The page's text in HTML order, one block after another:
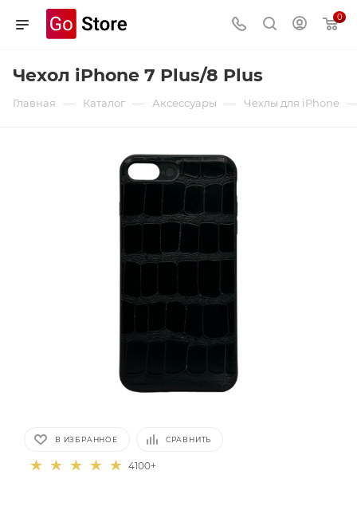
0
Чехол iPhone 7 Plus/8 Plus
Главная — Каталог — Аксессуары — Чехлы для iPhone
В ИЗБРАННОЕ СРАВНИТЬ
4100+